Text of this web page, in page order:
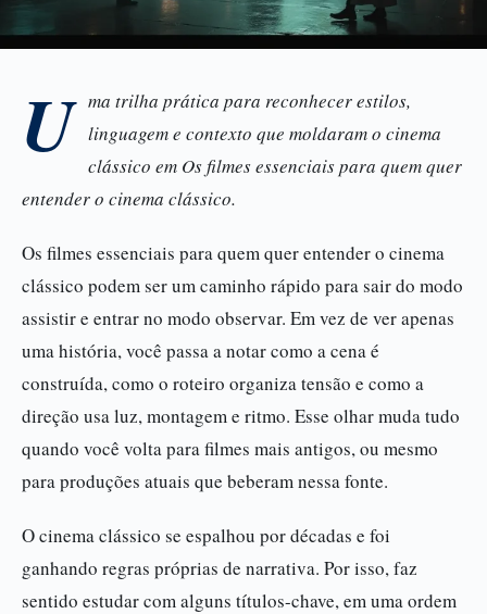
U ma trilha prática para reconhecer estilos,
linguagem e contexto que moldaram o cinema
clássico em Os filmes essenciais para quem quer
entender o cinema clássico.
Os filmes essenciais para quem quer entender o cinema
clássico podem ser um caminho rápido para sair do modo
assistir e entrar no modo observar. Em vez de ver apenas
uma história, você passa a notar como a cena é
construída, como o roteiro organiza tensão e como a
direção usa luz, montagem e ritmo. Esse olhar muda tudo
quando você volta para filmes mais antigos, ou mesmo
para produções atuais que beberam nessa fonte.
O cinema clássico se espalhou por décadas e foi
ganhando regras próprias de narrativa. Por isso, faz
sentido estudar com alguns títulos-chave, em uma ordem